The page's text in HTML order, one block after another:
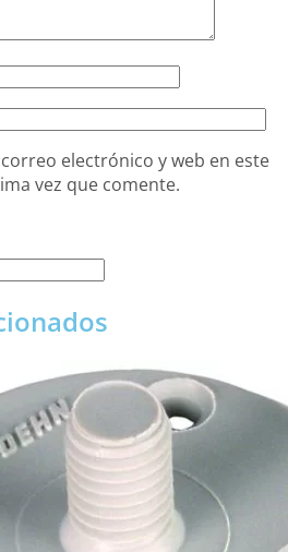
electrónico y web en este
vez que comente.